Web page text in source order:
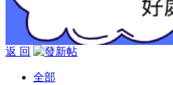
返 回
全部